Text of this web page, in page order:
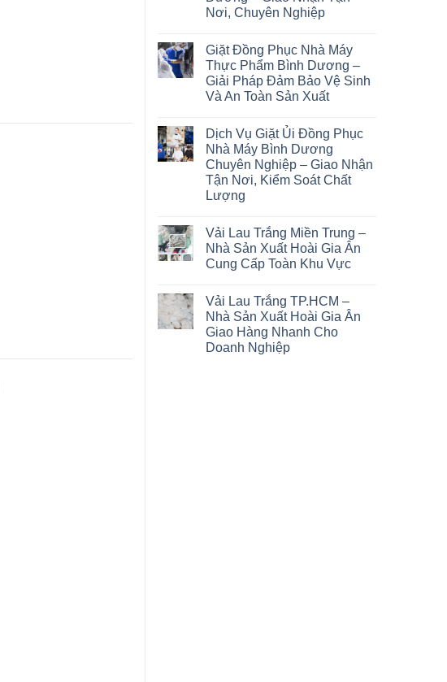
Nơi, Chuyên Nghiệp
Giặt Đồng Phục Nhà Máy
Thực Phẩm Bình Dương –
Giải Pháp Đảm Bảo Vệ Sinh
Và An Toàn Sản Xuất
Dịch Vụ Giặt Ủi Đồng Phục
Nhà Máy Bình Dương
Chuyên Nghiệp – Giao Nhận
Tận Nơi, Kiểm Soát Chất
Lượng
Vải Lau Trắng Miền Trung –
Nhà Sản Xuất Hoài Gia Ân
Cung Cấp Toàn Khu Vực
Vải Lau Trắng TP.HCM –
Nhà Sản Xuất Hoài Gia Ân
Giao Hàng Nhanh Cho
Doanh Nghiệp